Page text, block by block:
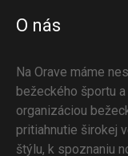
O nás
Na Orave máme
bežeckého športu
organizáciou
pritiahnutie širokej
štýlu, k spoznaniu